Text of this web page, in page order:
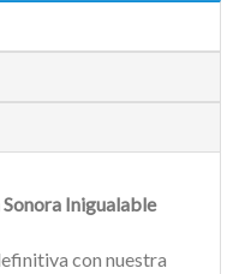
Inigualable
con nuestra